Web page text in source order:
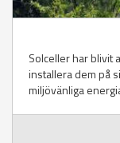
Solceller har blivit
installera dem på
miljövänliga